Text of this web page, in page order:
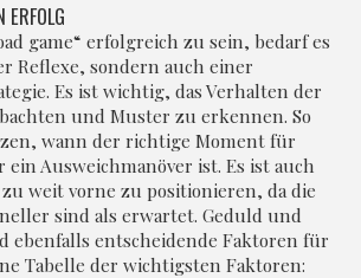
ERFOLG
game“ erfolgreich zu sein, bedarf es
Reflexe, sondern auch einer
Es ist wichtig, das Verhalten der
und Muster zu erkennen. So
wann der richtige Moment für
Ausweichmanöver ist. Es ist auch
weit vorne zu positionieren, da die
sind als erwartet. Geduld und
ebenfalls entscheidende Faktoren für
Tabelle der wichtigsten Faktoren: